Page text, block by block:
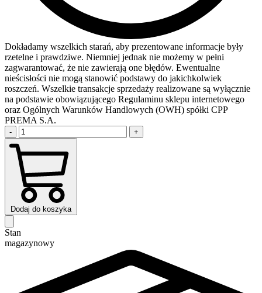
Dokładamy wszelkich starań, aby prezentowane informacje były
rzetelne i prawdziwe. Niemniej jednak nie możemy w pełni
zagwarantować, że nie zawierają one błędów. Ewentualne
nieścisłości nie mogą stanowić podstawy do jakichkolwiek
roszczeń. Wszelkie transakcje sprzedaży realizowane są wyłącznie
na podstawie obowiązującego Regulaminu sklepu internetowego
oraz Ogólnych Warunków Handlowych (OWH) spółki CPP
PREMA S.A.
- +
Dodaj do koszyka
Stan
magazynowy